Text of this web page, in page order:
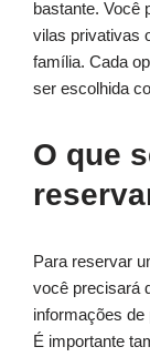
bastante. Você
vilas privativas
família. Cada
ser escolhida
O que
Para reservar
você precisará
informações
É importante